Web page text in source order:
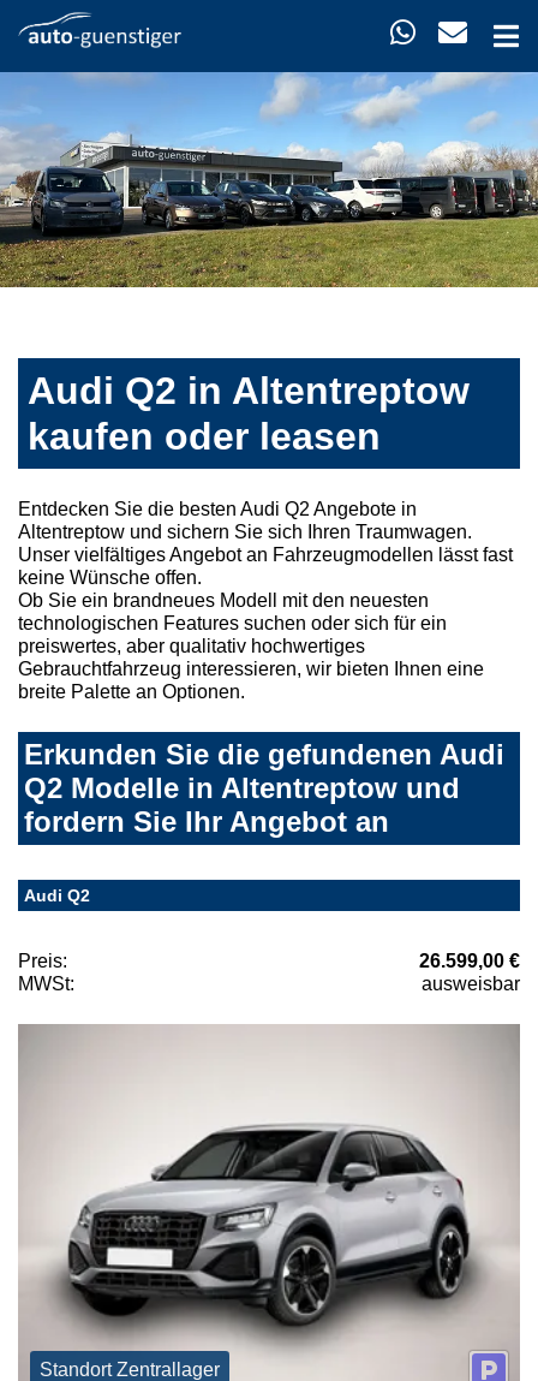
Audi Q2 in Altentreptow
kaufen oder leasen
Entdecken Sie die besten Audi Q2 Angebote in
Altentreptow und sichern Sie sich Ihren Traumwagen.
Unser vielfältiges Angebot an Fahrzeugmodellen lässt fast
keine Wünsche offen.
Ob Sie ein brandneues Modell mit den neuesten
technologischen Features suchen oder sich für ein
preiswertes, aber qualitativ hochwertiges
Gebrauchtfahrzeug interessieren, wir bieten Ihnen eine
breite Palette an Optionen.
Erkunden Sie die gefundenen Audi
Q2 Modelle in Altentreptow und
fordern Sie Ihr Angebot an
Audi Q2
Preis:
26.599,00 €
MWSt:
ausweisbar
Standort Zentrallager